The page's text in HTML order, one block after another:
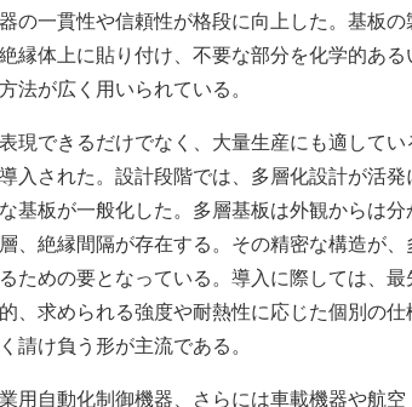
の一貫性や信頼性が格段に向上した。基板
縁体上に貼り付け、不要な部分を化学的ある
法が広く用いられている。
現できるだけでなく、大量生産にも適して
入された。設計段階では、多層化設計が活
基板が一般化した。多層基板は外観からは分
、絶縁間隔が存在する。その精密な構造が、
ための要となっている。導入に際しては、最
、求められる強度や耐熱性に応じた個別の仕
請け負う形が主流である。
用自動化制御機器、さらには車載機器や航空